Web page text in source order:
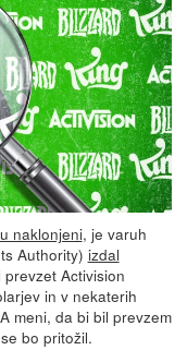
naklonjeni, je varuh
Authority) izdal
Activision
in v nekaterih
meni, da bi bil prevzem
bo pritožil.